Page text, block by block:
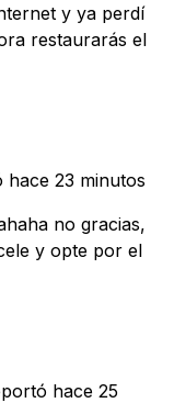
y ya perdí
restaurarás el
hace 23 minutos
no gracias,
y opte por el
hace 25